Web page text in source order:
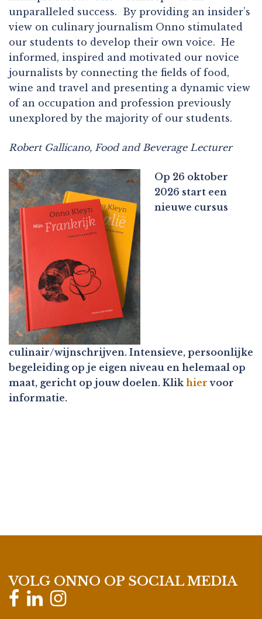
unparalleled success. By providing an insider’s
view on culinary journalism Onno stimulated
our students to develop their own voice. He
informed, inspired and motivated our novice
journalists by connecting the fields of food,
wine and travel and presenting a dynamic view
of an occupation and profession previously
unexplored by the majority of our students.
Robert Gallicano, Food and Beverage Lecturer
Op 26 oktober
2026 start een
nieuwe cursus
culinair/wijnschrijven. Intensieve, persoonlijke
begeleiding op je eigen niveau en helemaal op
maat, gericht op jouw doelen. Klik hier voor
informatie.
VOLG ONNO OP SOCIAL MEDIA